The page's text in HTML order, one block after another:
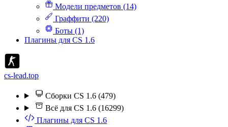
Модели предметов (14)
Граффити (220)
Боты (1)
Плагины для CS 1.6
cs-lead.top
Сборки CS 1.6 (479)
Всё для CS 1.6 (16299)
Плагины для CS 1.6